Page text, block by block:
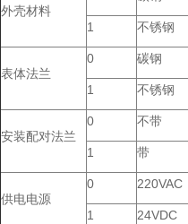
外壳材料
1 不锈钢
表体法兰
0 碳钢
1 不锈钢
安装配对法兰
0 不带
1 带
供电电源
0 220VAC
1 24VDC